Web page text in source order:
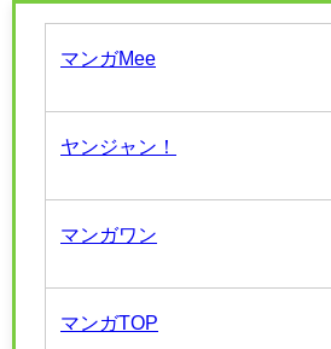
マンガMee
ヤンジャン！
マンガワン
マンガTOP